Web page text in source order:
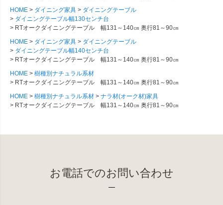
HOME
ダイニング家具
ダイニングテーブル
ダイニングテーブル幅130センチ台
RTオークダイニングテーブル 幅131～140㎝ 奥行81～90㎝
HOME
ダイニング家具
ダイニングテーブル
ダイニングテーブル幅140センチ台
RTオークダイニングテーブル 幅131～140㎝ 奥行81～90㎝
HOME
樹種別ナチュラル系材
RTオークダイニングテーブル 幅131～140㎝ 奥行81～90㎝
HOME
樹種別ナチュラル系材
ナラ材(オーク材)家具
RTオークダイニングテーブル 幅131～140㎝ 奥行81～90㎝
お電話でのお問い合わせ